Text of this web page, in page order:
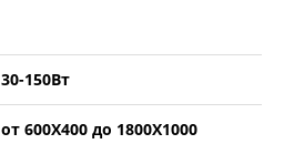
30-150Вт
от 600X400 до 1800X1000